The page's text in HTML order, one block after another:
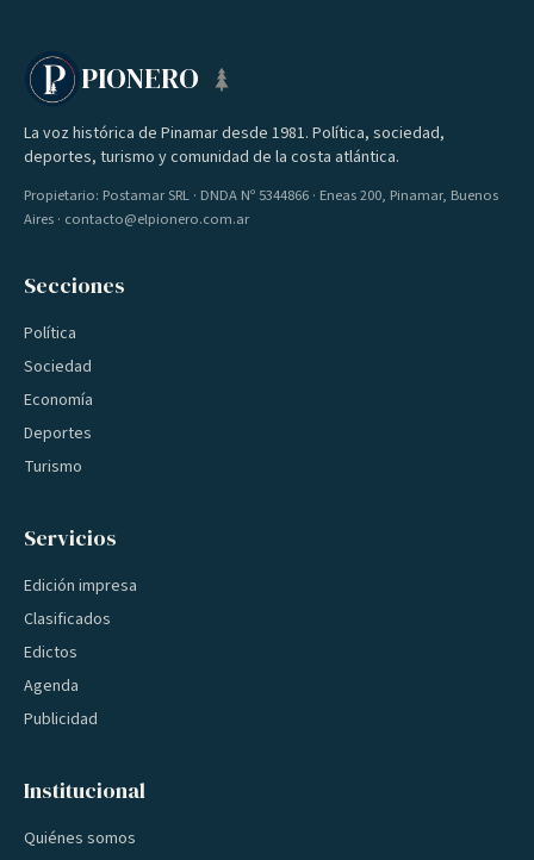
PIONERO
La voz histórica de Pinamar desde 1981. Política, sociedad,
deportes, turismo y comunidad de la costa atlántica.
Propietario: Postamar SRL · DNDA Nº 5344866 · Eneas 200, Pinamar, Buenos
Aires · contacto@elpionero.com.ar
Secciones
Política
Sociedad
Economía
Deportes
Turismo
Servicios
Edición impresa
Clasificados
Edictos
Agenda
Publicidad
Institucional
Quiénes somos